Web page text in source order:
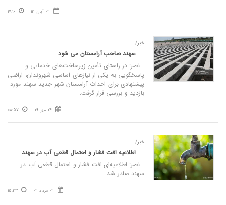
04 آبان 13 17:16
خبر/
سهند صاحب آرامستان می‌ شود
نصر: در راستای تأمین زیرساخت‌های خدماتی و
پاسخگویی به یکی از نیازهای اساسی شهروندان، اراضی
پیشنهادی برای احداث آرامستان شهر جدید سهند مورد
بازدید و بررسی قرار گرفت.
04 مهر 09 08:57
خبر/
اطلاعیه افت فشار و احتمال قطعی آب در سهند
نصر: اطلاعیه‌ای افت فشار و احتمال قطعی آب در
سهند صادر شد.
04 مرداد 02 15:33